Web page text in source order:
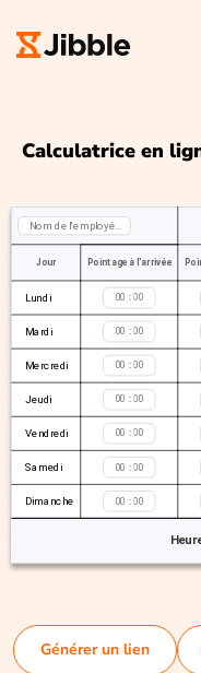
Calculatrice en
Jour Pointage à l'arrivée
Lundi :
Mardi :
Mercredi :
Jeudi :
Vendredi :
Samedi :
Dimanche :
Générer un lien